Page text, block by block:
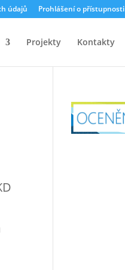
údajů Prohlášení o přístupnosti
Projekty Kontakty